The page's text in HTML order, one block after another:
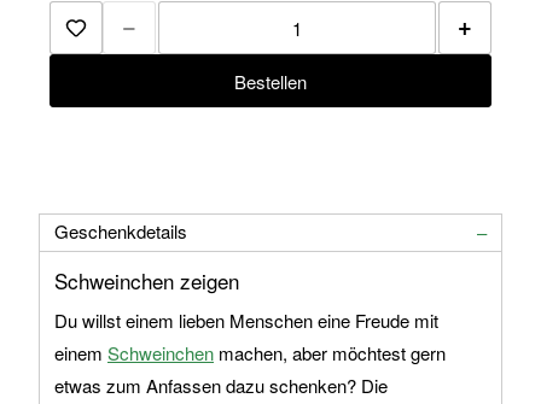
Zur Merkliste hinzufügen
− +
Bestellen
Geschenkdetails
Schweinchen zeigen
Du willst einem lieben Menschen eine Freude mit
einem Schweinchen machen, aber möchtest gern
etwas zum Anfassen dazu schenken? Die